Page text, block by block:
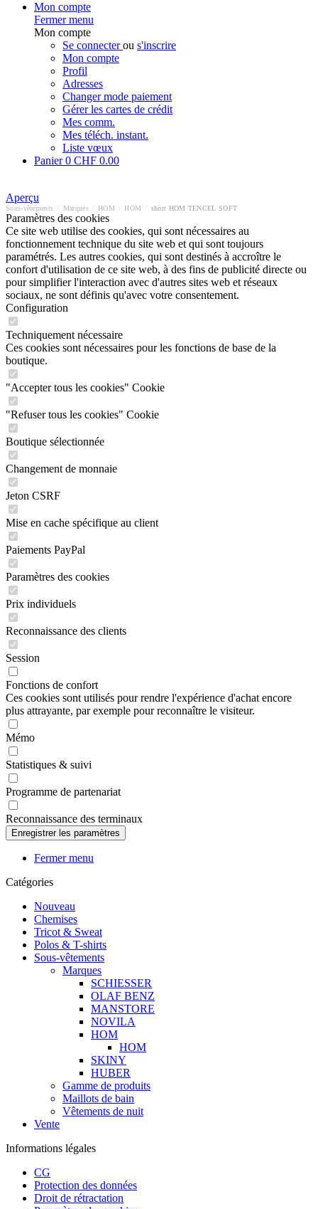
Mon compte
Fermer menu
Mon compte
Se connecterou s'inscrire
Mon compte
Profil
Adresses
Changer mode paiement
Gérer les cartes de crédit
Mes comm.
Mes téléch. instant.
Liste vœux
Panier0 CHF 0.00
Aperçu
Sous-vêtements Marques HOM HOM short HOM TENCEL SOFT
Paramètres des cookies
Ce site web utilise des cookies, qui sont nécessaires au
fonctionnement technique du site web et qui sont toujours
paramétrés. Les autres cookies, qui sont destinés à accroître le
confort d'utilisation de ce site web, à des fins de publicité directe ou
pour simplifier l'interaction avec d'autres sites web et réseaux
sociaux, ne sont définis qu'avec votre consentement.
Configuration
Techniquement nécessaire
Ces cookies sont nécessaires pour les fonctions de base de la
boutique.
"Accepter tous les cookies" Cookie
"Refuser tous les cookies" Cookie
Boutique sélectionnée
Changement de monnaie
Jeton CSRF
Mise en cache spécifique au client
Paiements PayPal
Paramètres des cookies
Prix individuels
Reconnaissance des clients
Session
Fonctions de confort
Ces cookies sont utilisés pour rendre l'expérience d'achat encore
plus attrayante, par exemple pour reconnaître le visiteur.
Mémo
Statistiques & suivi
Programme de partenariat
Reconnaissance des terminaux
Fermer menu
Catégories
Nouveau
Chemises
Tricot & Sweat
Polos & T-shirts
Sous-vêtements
Marques
SCHIESSER
OLAF BENZ
MANSTORE
NOVILA
HOM
HOM
SKINY
HUBER
Gamme de produits
Maillots de bain
Vêtements de nuit
Vente
Informations légales
CG
Protection des données
Droit de rétractation